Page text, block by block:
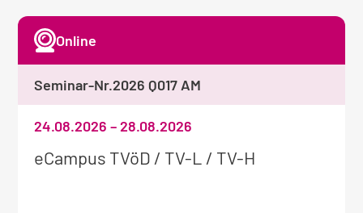
Weitere
eCampus TVöD / TV-L / TV-H
24.08.2026–28.08.2026
Online
Seminar-Nr.2026 Q017 AM